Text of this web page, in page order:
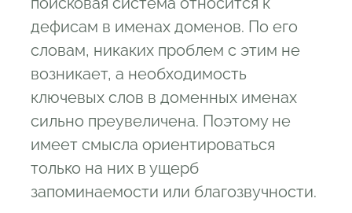
дефисам в именах доменов. По его
словам, никаких проблем с этим не
возникает, а необходимость
ключевых слов в доменных именах
сильно преувеличена. Поэтому не
имеет смысла ориентироваться
только на них в ущерб
запоминаемости или благозвучности.